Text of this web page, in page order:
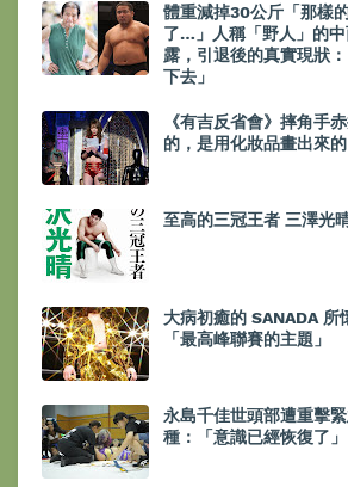
體重減掉30公斤「那樣
了…」人稱「野人」的
露，引退後的真實現狀
下去」
《有吉反省會》摔角手
的，是用化妝品畫出來的
至高的三冠王者 三澤光
大病初癒的 SANADA 所
「最高峰聯賽的主題」
永島千佳世頭部遭重擊
種：「意識已經恢復了」